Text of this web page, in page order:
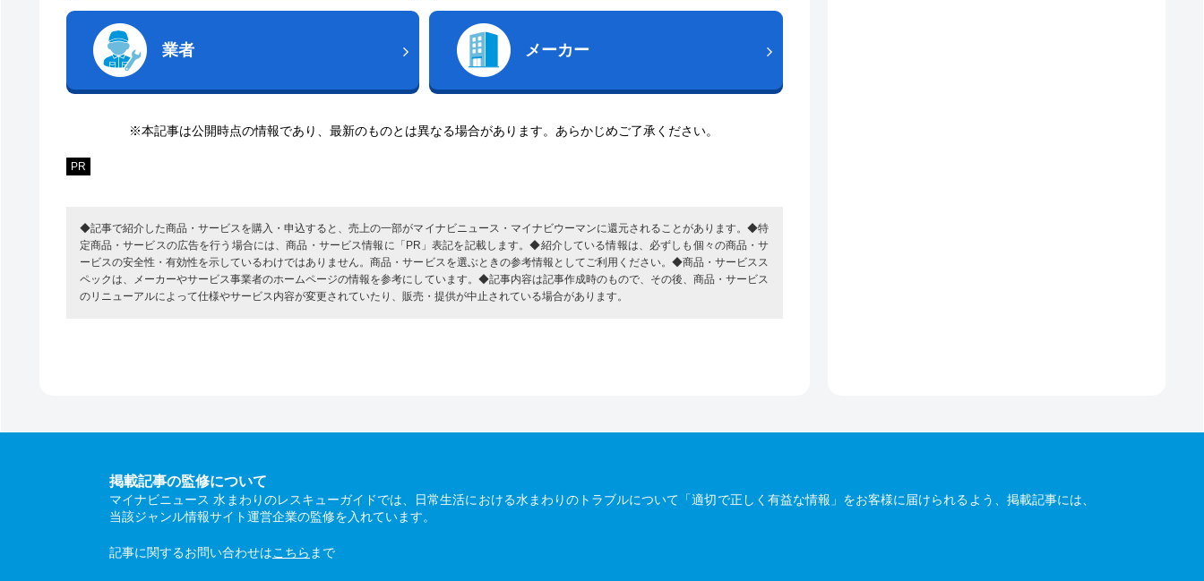
業者 メーカー
※本記事は公開時点の情報であり、最新のものとは異なる場合があります。あらかじめご了承ください。
PR
◆記事で紹介した商品・サービスを購入・申込すると、売上の一部がマイナビニュース・マイナビウーマンに還元されることがあります。◆特
定商品・サービスの広告を行う場合には、商品・サービス情報に「PR」表記を記載します。◆紹介している情報は、必ずしも個々の商品・サ
ービスの安全性・有効性を示しているわけではありません。商品・サービスを選ぶときの参考情報としてご利用ください。◆商品・サービスス
ペックは、メーカーやサービス事業者のホームページの情報を参考にしています。◆記事内容は記事作成時のもので、その後、商品・サービス
のリニューアルによって仕様やサービス内容が変更されていたり、販売・提供が中止されている場合があります。
掲載記事の監修について
マイナビニュース 水まわりのレスキューガイドでは、日常生活における水まわりのトラブルについて「適切で正しく有益な情報」をお客様に届けられるよう、掲載記事には、
当該ジャンル情報サイト運営企業の監修を入れています。
記事に関するお問い合わせはこちら まで